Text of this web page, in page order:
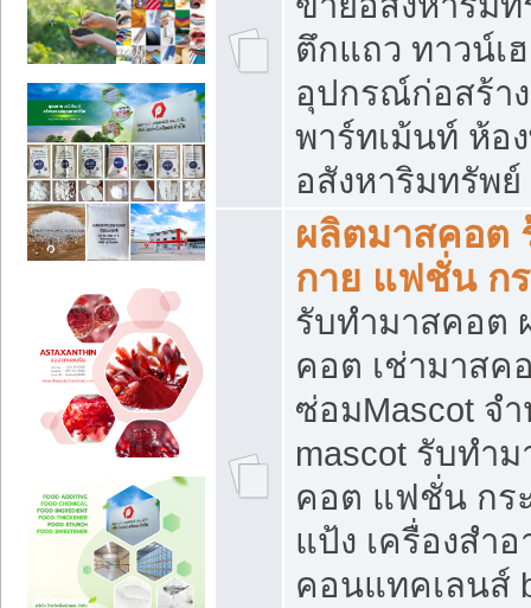
ตึกแถว ทาวน์เ
อุปกรณ์ก่อสร้า
พาร์ทเม้นท์ ห้อ
อสังหาริมทรัพ
ผลิตมาสคอต
กาย แฟชั่น กร
รับทำมาสคอต
คอต เช่ามาสค
ซ่อมMascot จ
mascot รับทำ
คอต แฟชั่น กระ
แป้ง เครื่องสำ
คอนแทคเลนส์